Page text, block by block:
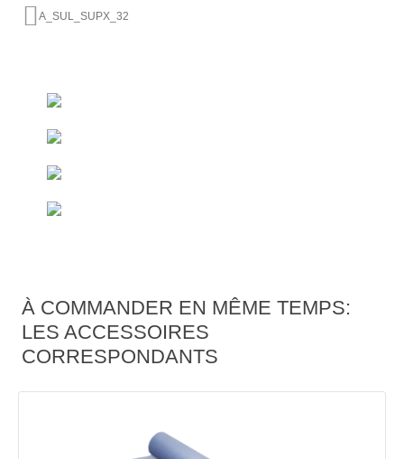
A_SUL_SUPX_32
À COMMANDER EN MÊME TEMPS:
LES ACCESSOIRES
CORRESPONDANTS